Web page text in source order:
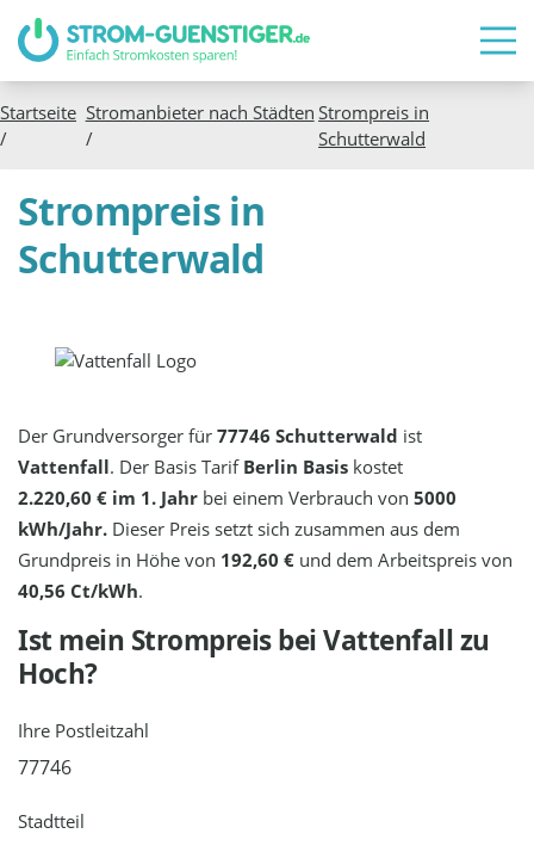
Startseite
/
Stromanbieter nach Städten
/
Strompreis in
Schutterwald
Strompreis in
Schutterwald
Der Grundversorger für77746 Schutterwald ist
Vattenfall. Der Basis Tarif Berlin Basis kostet
2.220,60 € im 1. Jahr bei einem Verbrauch von5000
kWh/Jahr. Dieser Preis setzt sich zusammen aus dem
Grundpreis in Höhe von 192,60 € und dem Arbeitspreis von
40,56 Ct/kWh.
Ist mein Strompreis beiVattenfallzu
Hoch?
Ihre Postleitzahl
Stadtteil